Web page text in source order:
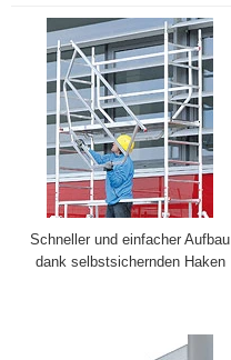
Schneller und einfacher Aufbau
dank selbstsichernden Haken